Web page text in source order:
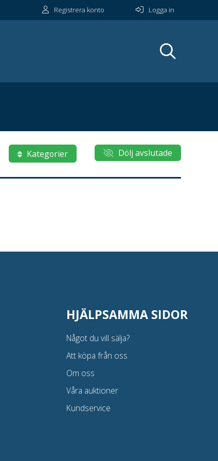
Registrera konto Logga in
Kategorier Dölj avslutade
HJÄLPSAMMA SIDOR
Något du vill sälja?
Att köpa från oss
Om oss
Våra auktioner
Kundservice